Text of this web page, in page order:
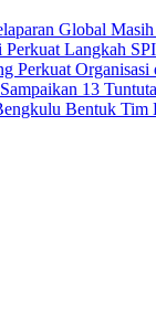
Global
Langkah
Perkuat
13
Bentuk